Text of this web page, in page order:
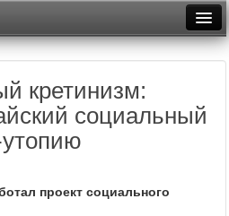
Неделя
Месяц
Архив
кретинизм:
социальный
проект социального